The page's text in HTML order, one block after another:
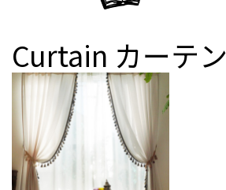
Curtain カーテン